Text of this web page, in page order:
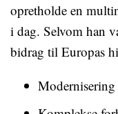
opretholde en
i dag. Selvom han
bidrag til Europas